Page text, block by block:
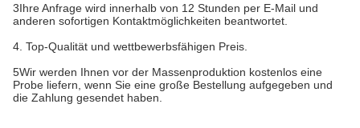
3Ihre Anfrage wird innerhalb von 12 Stunden per E-Mail und
anderen sofortigen Kontaktmöglichkeiten beantwortet.
4. Top-Qualität und wettbewerbsfähigen Preis.
5Wir werden Ihnen vor der Massenproduktion kostenlos eine
Probe liefern, wenn Sie eine große Bestellung aufgegeben und
die Zahlung gesendet haben.